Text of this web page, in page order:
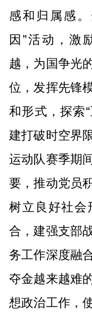
感和归属感
因”活动，激
越，为国争光
位，发挥先锋
和形式，探索
建打破时空界
运动队赛季期
要，推动党员
树立良好社会
合，建强支部
务工作深度融
夺金越来越难
想政治工作，